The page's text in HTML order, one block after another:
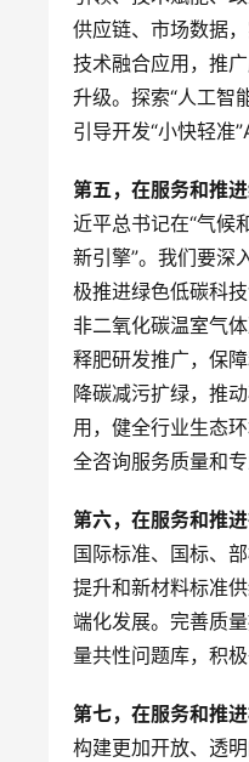
供应链、市场数据
技术融合应用，推
升级。探索“人工智
引导开发“小快轻准
第五，在服务和推
近平总书记在“气候
新引擎”。我们要深
极推进绿色低碳科
非二氧化碳温室气
释肥研发推广，保
降碳减污扩绿，推
用，健全行业生态
全咨询服务质量和专
第六，在服务和推
国际标准、国标、
提升和新材料标准
端化发展。完善质
量共性问题库，积
第七，在服务和推
构建更加开放、透